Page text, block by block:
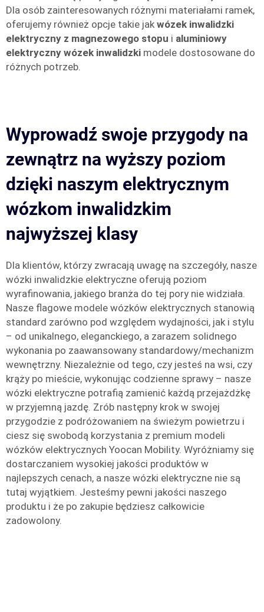
Dla osób zainteresowanych różnymi materiałami ramek,
oferujemy również opcje takie jak wózek inwalidzki
elektryczny z magnezowego stopu i aluminiowy
elektryczny wózek inwalidzki modele dostosowane do
różnych potrzeb.
Wyprowadź swoje przygody na
zewnątrz na wyższy poziom
dzięki naszym elektrycznym
wózkom inwalidzkim
najwyższej klasy
Dla klientów, którzy zwracają uwagę na szczegóły, nasze
wózki inwalidzkie elektryczne oferują poziom
wyrafinowania, jakiego branża do tej pory nie widziała.
Nasze flagowe modele wózków elektrycznych stanowią
standard zarówno pod względem wydajności, jak i stylu
– od unikalnego, eleganckiego, a zarazem solidnego
wykonania po zaawansowany standardowy/mechanizm
wewnętrzny. Niezależnie od tego, czy jesteś na wsi, czy
krąży po mieście, wykonując codzienne sprawy – nasze
wózki elektryczne potrafią zamienić każdą przejażdżkę
w przyjemną jazdę. Zrób następny krok w swojej
przygodzie z podróżowaniem na świeżym powietrzu i
ciesz się swobodą korzystania z premium modeli
wózków elektrycznych Yoocan Mobility. Wyróżniamy się
dostarczaniem wysokiej jakości produktów w
najlepszych cenach, a nasze wózki elektryczne nie są
tutaj wyjątkiem. Jesteśmy pewni jakości naszego
produktu i że po zakupie będziesz całkowicie
zadowolony.